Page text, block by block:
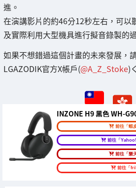
進。
在演講影片的約46分12秒左右，可以
及實際利用大型機具進行擬音錄製的
如果不想錯過這個計畫的未來發展，
LGAZODIK官方X帳戶(@A_Z_Stoke)
INZONE H9 黑色 WH-
前往「蝦
前往「
前往「樂
前往「